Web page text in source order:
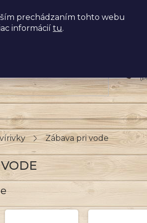
prechádzaním tohto webu
informácií tu.
Zábava pri vode